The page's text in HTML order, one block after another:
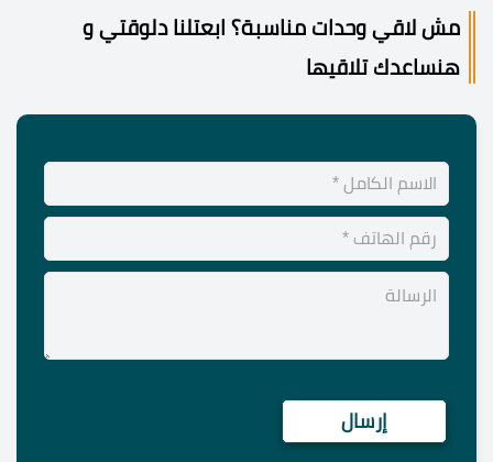
مش لاقي وحدات مناسبة؟ ابعتلنا دلوقتي و
هنساعدك تلاقيها